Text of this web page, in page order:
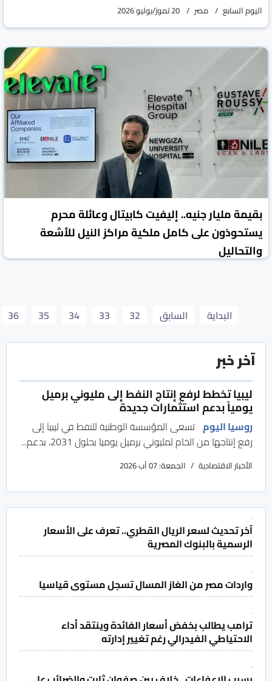
اليوم السابع مصر 20 تموز/يوليو 2026
بقيمة مليار جنيه.. إليفيت كابيتال وعائلة محرم
يستحوذون على كامل ملكية مراكز النيل للأشعة
والتحاليل
البداية السابق 32
33
34
35
36
آخر خبر
ليبيا تخطط لرفع إنتاج النفط إلى مليوني برميل
يومياً بدعم استثمارات جديدة
روسيا اليوم تسعى المؤسسة الوطنية للنفط في ليبيا إلى
رفع إنتاجها من الخام لمليوني برميل يوميا بحلول 2031، بدعم...
الأخبار الاقتصادية الجمعة: 07 آب 2026
آخر تحديث لسعر الريال القطري.. تعرف على الأسعار
الرسمية بالبنوك المصرية
واردات مصر من الغاز المسال تسجل مستوى قياسيا
ترامب يطالب بخفض أسعار الفائدة وينتقد أداء
الاحتياطي الفيدرالي رغم تغيير إدارته